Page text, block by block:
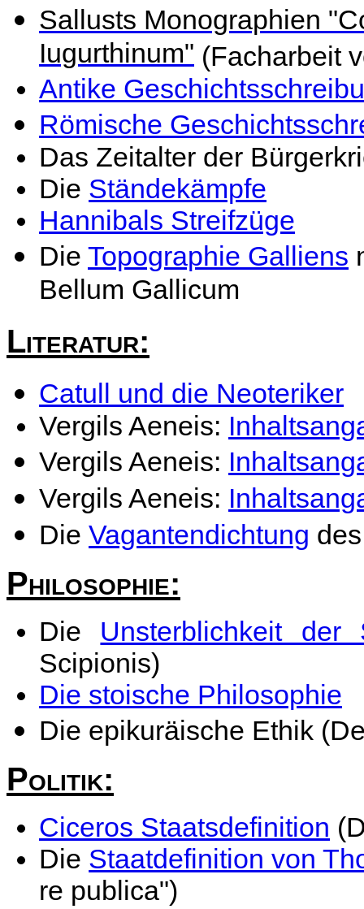
Sallusts Monographien
Iugurthinum" (Facharbeit
Antike
Römische
Das Zeitalter der
Die Ständekämpfe
Hannibals Streifzüge
Die Topographie Galliens
Bellum Gallicum
Literatur:
Catull und die Neoteriker
Vergils Aeneis:
Vergils Aeneis:
Vergils Aeneis:
Die Vagantendichtung
Philosophie:
Die Unsterblichkeit der
Scipionis)
Die stoische Philosophie
Die epikuräische Ethik
Politik:
Ciceros Staatsdefinition
Die Staatdefinition von
re publica")